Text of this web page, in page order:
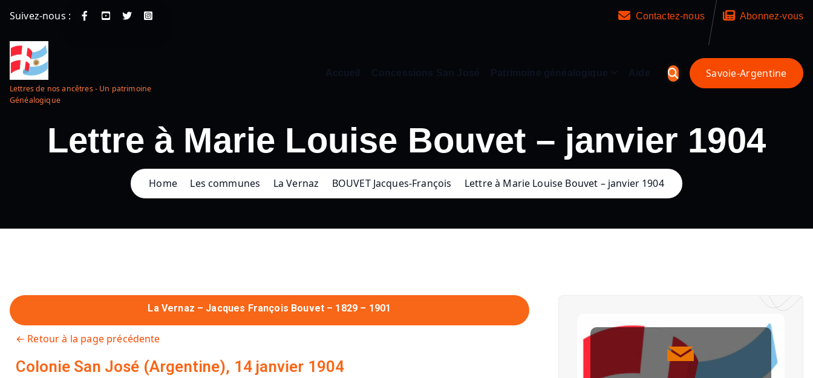
Suivez-nous : Contactez-nous Abonnez-vous
Lettres de nos ancêtres - Un patrimoine
Généalogique
Accueil Concessions San José Patrimoine généalogique Aide
Lettre à Marie Louise Bouvet – janvier 1904
Home Les communes La Vernaz BOUVET Jacques-François Lettre à Marie Louise Bouvet – janvier 1904
La Vernaz – Jacques François Bouvet – 1829 – 1901
← Retour à la page précédente
Colonie San José (Argentine), 14 janvier 1904